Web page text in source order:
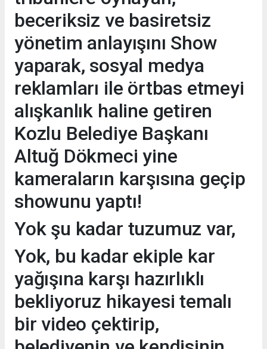
beceriksiz ve basiretsiz
yönetim anlayışını Show
yaparak, sosyal medya
reklamları ile örtbas etmeyi
alışkanlık haline getiren
Kozlu Belediye Başkanı
Altuğ Dökmeci yine
kameraların karşısına geçip
showunu yaptı!
Yok şu kadar tuzumuz var,
Yok, bu kadar ekiple kar
yağışına karşı hazırlıklı
bekliyoruz hikayesi temalı
bir video çektirip,